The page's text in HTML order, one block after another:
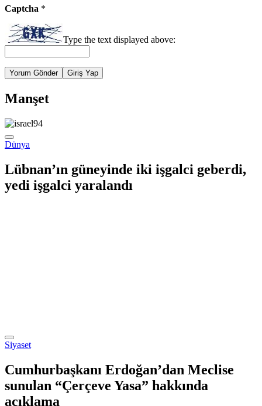
Captcha *
Type the text displayed above:
Yorum Gönder Giriş Yap
Manşet
Dünya
Lübnan’ın güneyinde iki işgalci geberdi,
yedi işgalci yaralandı
Siyaset
Cumhurbaşkanı Erdoğan’dan Meclise
sunulan “Çerçeve Yasa” hakkında
açıklama